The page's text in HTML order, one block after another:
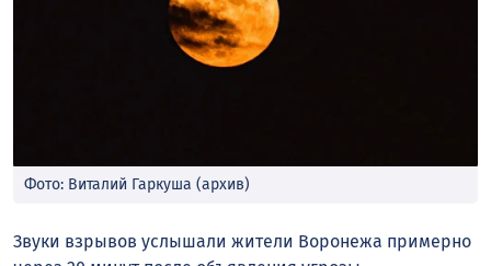
Фото: Виталий Гаркуша (архив)
Звуки взрывов услышали жители Воронежа примерно